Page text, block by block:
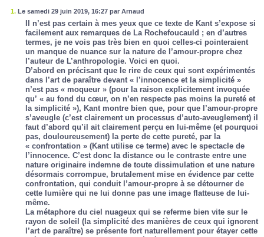
1. Le samedi 29 juin 2019, 16:27 par Arnaud
Il n’est pas certain à mes yeux que ce texte de Kant s’expose si
facilement aux remarques de La Rochefoucauld ; en d’autres
termes, je ne vois pas très bien en quoi celles-ci pointeraient
un manque de nuance sur la nature de l’amour-propre chez
l’auteur de L’anthropologie. Voici en quoi.
D’abord en précisant que le rire de ceux qui sont expérimentés
dans l’art de paraître devant « l’innocence et la simplicité »
n’est pas « moqueur » (pour la raison explicitement invoquée
qu’ « au fond du cœur, on n’en respecte pas moins la pureté et
la simplicité »), Kant montre bien que, pour que l’amour-propre
s’aveugle (c’est clairement un processus d’auto-aveuglement) il
faut d’abord qu’il ait clairement perçu en lui-même (et pourquoi
pas, douloureusement) la perte de cette pureté, par la
« confrontation » (Kant utilise ce terme) avec le spectacle de
l’innocence. C’est donc la distance ou le contraste entre une
nature originaire indemne de toute dissimulation et une nature
désormais corrompue, brutalement mise en évidence par cette
confrontation, qui conduit l’amour-propre à se détourner de
cette lumière qui ne lui donne pas une image flatteuse de lui-
même.
La métaphore du ciel nuageux qui se referme bien vite sur le
rayon de soleil (la simplicité des manières de ceux qui ignorent
l’art de paraître) se présente fort naturellement pour étayer cette